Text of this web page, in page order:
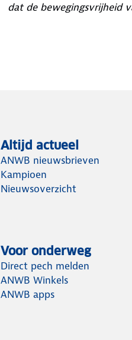
dat de bewegingsvrijheid
Altijd actueel
ANWB nieuwsbrieven
Kampioen
Nieuwsoverzicht
Voor onderweg
Direct pech melden
ANWB Winkels
ANWB apps